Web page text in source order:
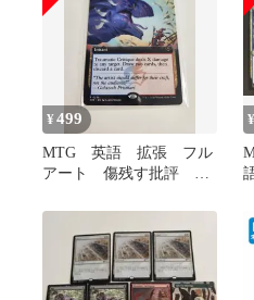
¥499
MTG 英語 拡張 フル
アート 傷残す批評
¥